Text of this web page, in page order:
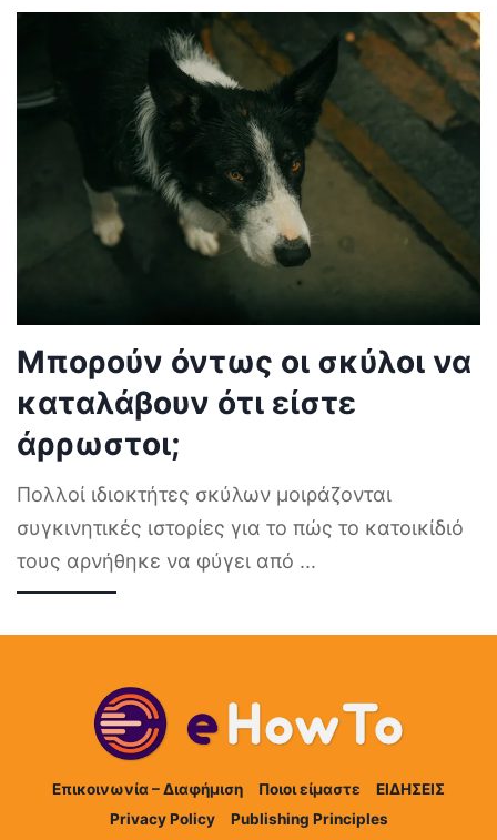
Μπορούν όντως οι σκύλοι να
καταλάβουν ότι είστε
άρρωστοι;
Πολλοί ιδιοκτήτες σκύλων μοιράζονται
συγκινητικές ιστορίες για το πώς το κατοικίδιό
τους αρνήθηκε να φύγει από ...
Επικοινωνία – Διαφήμιση Ποιοι είμαστε
ΕΙΔΗΣΕΙΣ
Privacy Policy
Publishing Principles